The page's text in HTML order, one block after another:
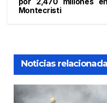
Montecristi
Noticias